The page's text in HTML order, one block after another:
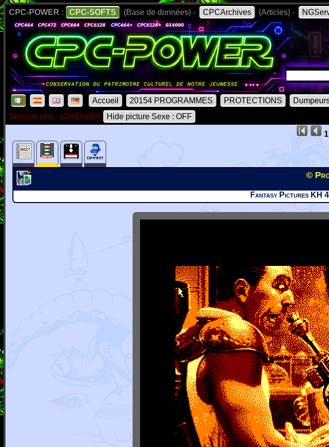
CPC-POWER : CPC-SOFTS (Base de données) - CPCArchives (Articles) -
Accueil 20154 PROGRAMMES PROTECTIONS
Session end : 12h00m00s
Hide picture Sexe : OFF
©
Fantasy Pictures KH